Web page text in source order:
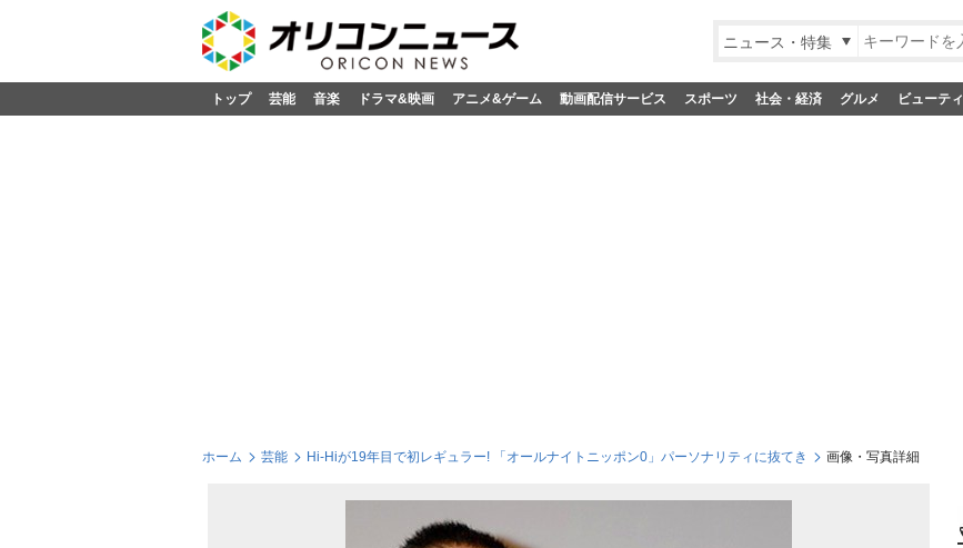
ニュース・特集
トップ 芸能 音楽 ドラマ&映画 アニメ&ゲーム 動画配信サービス スポーツ 社会・経済 グルメ ビューティ
ホーム 芸能 Hi-Hiが19年目で初レギュラー! 「オールナイトニッポン0」パーソナリティに抜てき 画像・写真詳細